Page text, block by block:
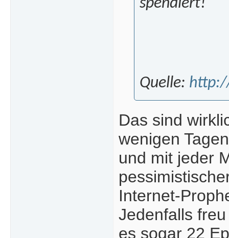
spendiert!
Quelle:
Das sind
wenigen
und mit jeder
Internet-
Jedenfalls
es sogar 22